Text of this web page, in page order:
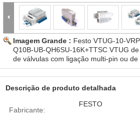
Imagem Grande : Festo VTUG-10-
Q10B-UB-QH6SU-16K+TTSC VTUG
de válvulas com ligação multi-pin ou de
Descrição de produto detalhada
Fabricante:
FESTO